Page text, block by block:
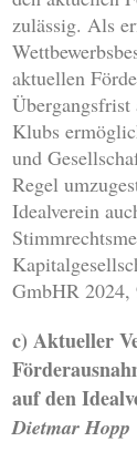
zulässig. Als
aktuellen
Übergangsfrist
Klubs
und
Regel
Idealverein
GmbHR
c) Aktueller
auf den
Dietmar Hopp